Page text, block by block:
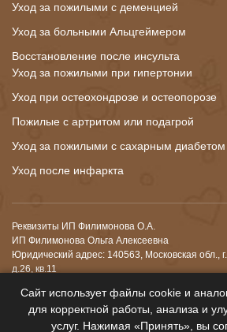
Уход за пожилыми с деменцией
Уход за больными Альцгеймером
Восстановление после инсульта
Уход за пожилыми при гипертонии
Уход при остеохондрозе и остеопорозе
Пожилые с артритом или подагрой
Уход за пожилыми с сахарным диабетом
Уход после инфаркта
Реквизиты ИП Филимонова О.А.
ИП Филимонова Ольга Алексеевна
Юридический адрес: 140563, Московская обл.,
д.26, кв.11
ОГРНИП: 325508100093150 от 18.02.2025 года
р/с: 40802810101530002356
Банк: АО "АЛЬФА-БАНК"
Сайт использует файлы cookie и
для корректной работы, анализа и
услуг. Нажимая «Принять», вы